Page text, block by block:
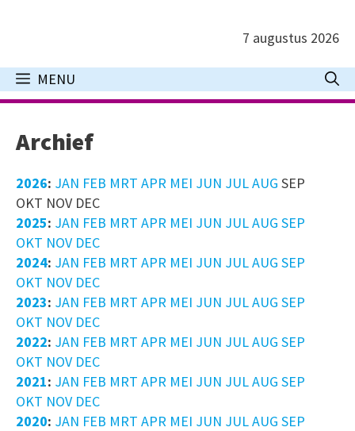
inhoud
7 augustus 2026
MENU
Archief
2026: JAN FEB MRT APR MEI JUN JULAUG SEP
OKT NOV DEC
2025: JAN FEB MRT APR MEI JUN JULAUG SEP
OKT NOV DEC
2024: JAN FEB MRT APR MEI JUN JULAUG SEP
OKT NOV DEC
2023: JAN FEB MRT APR MEI JUN JULAUG SEP
OKT NOV DEC
2022: JAN FEB MRT APR MEI JUN JULAUG SEP
OKT NOV DEC
2021: JAN FEB MRT APR MEI JUN JULAUG SEP
OKT NOV DEC
2020: JAN FEB MRT APR MEI JUN JULAUG SEP